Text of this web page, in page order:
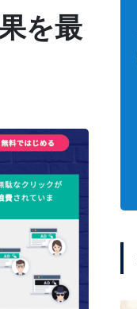
から
制作
する
底解
運
ォー
を最